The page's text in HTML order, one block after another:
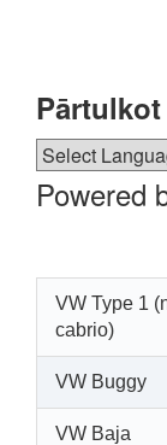
Powered
VW Type 1
cabrio)
VW Buggy
VW Baja